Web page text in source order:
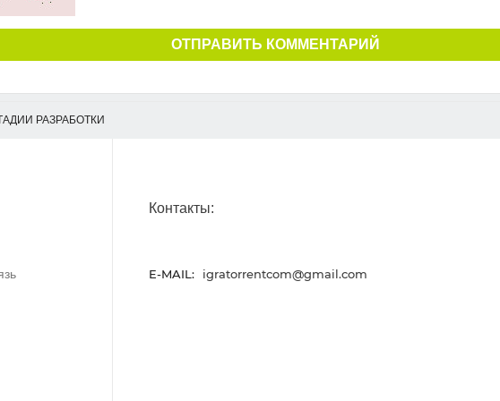
РАЗРАБОТКИ
ОТПРАВИТЬ КОММЕНТАРИЙ
Контакты:
E-MAIL: igratorrentcom@gmail.com